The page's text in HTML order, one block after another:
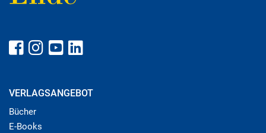
VERLAGSANGEBOT
Bücher
E-Books